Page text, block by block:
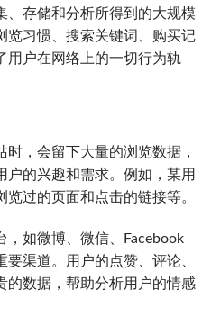
、存储和分析所得到的大规模
览习惯、搜索关键词、购买记
用户在网络上的一切行为轨
，会留下大量的浏览数据，
户的兴趣和需求。例如，某用
过的页面和点击的链接等。
，如微博、微信、Facebook
渠道。用户的点赞、评论、
的数据，帮助分析用户的情感